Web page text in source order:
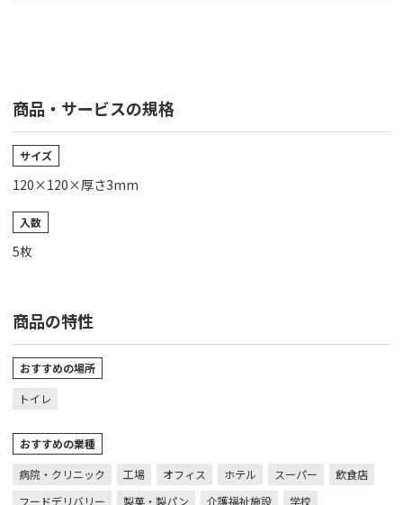
商品・サービスの規格
サイズ
120×120×厚さ3mm
入数
5枚
商品の特性
おすすめの場所
トイレ
おすすめの業種
病院・クリニック
工場 オフィス ホテル スーパー
飲食店
フードデリバリー
製菓・製パン 介護福祉施設 学校